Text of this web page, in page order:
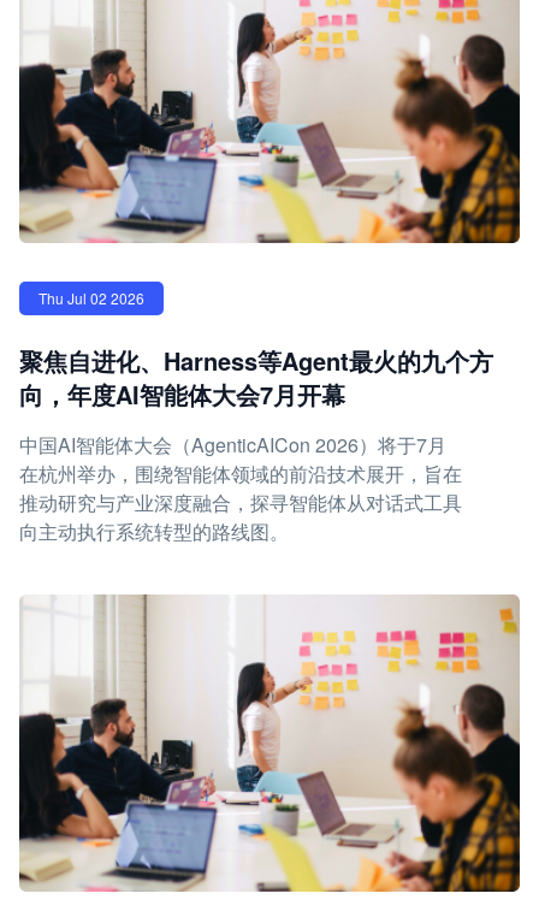
Thu Jul 02 2026
聚焦自进化、Harness等Agent最火的九个方
向，年度AI智能体大会7月开幕
中国AI智能体大会（AgenticAICon 2026）将于7月
在杭州举办，围绕智能体领域的前沿技术展开，旨在
推动研究与产业深度融合，探寻智能体从对话式工具
向主动执行系统转型的路线图。